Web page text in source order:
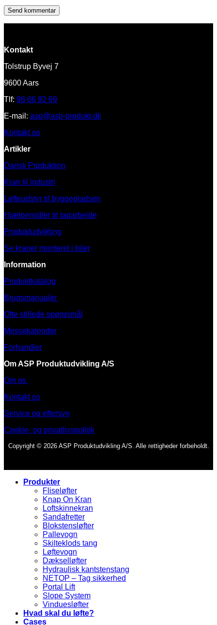
Kontakt
Tolstrup Byvej 7
9600 Aars
Tlf: 98 66 92 69
E-mail: asp@asp-produkt.dk
Kontakt os
Artikler
Dansk Produktion
Kran til industri
Løfteudstyr til byggepladsen
Hjælpemidler til tagarbejde
Produktudvikling
Se kraner monteret i biler
Information
Produktkatalog
Brugsmanualer
Ofte stillede spørgsmål
Messekalender
Forhandler
Om ASP Produktudvikling A/S
Om os
Kontakt os
Service og eftersyn
Cookie- og privatlivspolitik
Copyright © 2026 ASP Produktudvikling A/S. Alle rettigheder forbeholdt.
Produkter
Fliseløfter
Knap On Kran
Loftskinnekran
Sandafretter
Blokstensløfter
Pallevogn
Skilteklods tang
Løftevogn
Dækselløfter
Hydraulisk kantstenstang
NETOP – Tag sikkerhed
Portal Lift
Slope System
Vinduesløfter
Hvad skal du løfte?
Cases